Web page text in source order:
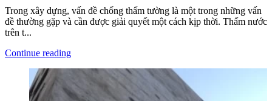
Trong xây dựng, vấn đề chống thấm tường là một trong những vấn
đề thường gặp và cần được giải quyết một cách kịp thời. Thấm nước
trên t...
Continue reading